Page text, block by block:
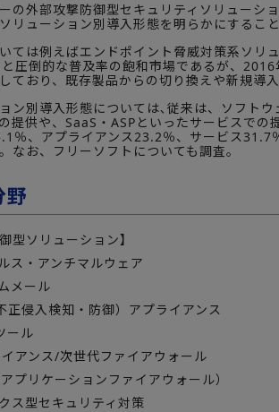
の外部攻撃防御型セキュリティソリューシ
リューション別導入形態を明らかにするこ
ては例えばエンドポイント脅威対策系ソリ
圧倒的な普及率の飽和市場であるが、
ており、既存製品からの切り換えや新規導
ン別導入形態については､従来は、ソフト
提供や、SaaS・ASPといったサービスで
％、アプライアンス23.2％、サービス
なお、フリーソフトについても調査。
型ソリューション】
ス・アンチマルウェア
メール
侵入検知・防御）アプライアンス
ール
アンス/次世代ファイアウォール
プリケーションファイアウォール）
ス型セキュリティ対策